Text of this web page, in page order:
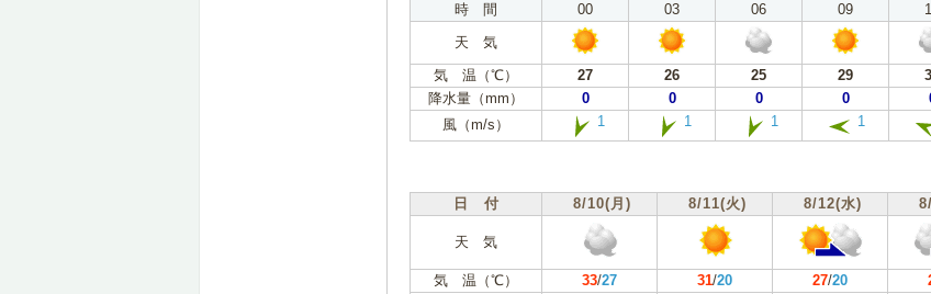
時 間
00 03 06 09
天 気
気 温（℃）
27 26 25 29
降水量（mm）
0 0 0 0
風（m/s）
1 1 1 1
日 付 8/10(月) 8/11(火) 8/12(水)
天 気
気 温（℃） 33/27 31/20 27/20